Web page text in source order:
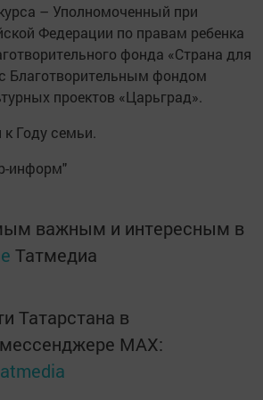
– Уполномоченный при
Федерации по правам ребенка
фонда «Страна для
Благотворительным фондом
проектов «Царьград».
к Году семьи.
информ"
важным и интересным в
Татмедиа
Татарстана в
MАХ: